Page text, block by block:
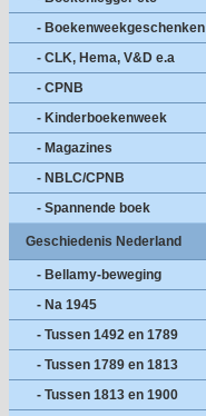
- Boekenweekgeschenken
- CLK, Hema, V&D e.a
- CPNB
- Kinderboekenweek
- Magazines
- NBLC/CPNB
- Spannende boek
Geschiedenis Nederland
- Bellamy-beweging
- Na 1945
- Tussen 1492 en 1789
- Tussen 1789 en 1813
- Tussen 1813 en 1900